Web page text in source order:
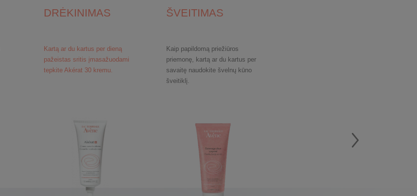
DRĖKINIMAS
Kartą ar du kartus per dieną
pažeistas sritis įmasažuodami
tepkite Akérat 30 kremu.
ŠVEITIMAS
Kaip papildomą priežiūros
priemonę, kartą ar du kartus per
savaitę naudokite švelnų kūno
šveitiklį.